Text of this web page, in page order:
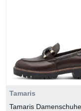
Tamaris
Tamaris Damenschuhe